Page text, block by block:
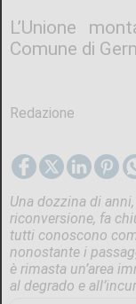
L’Unione
Comune di
Redazione
Una dozzina di
riconversione, fa
tutti conoscono
nonostante i
è rimasta un’area
al degrado e